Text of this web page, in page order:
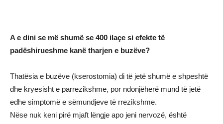
A e dini se më shumë se 400 ilaçe si efekte të
padëshirueshme kanë tharjen e buzëve?
Thatësia e buzëve (kserostomia) di të jetë shumë e shpeshtë
dhe kryesisht e parrezikshme, por ndonjëherë mund të jetë
edhe simptomë e sëmundjeve të rrezikshme.
Nëse nuk keni pirë mjaft lëngje apo jeni nervozë, është